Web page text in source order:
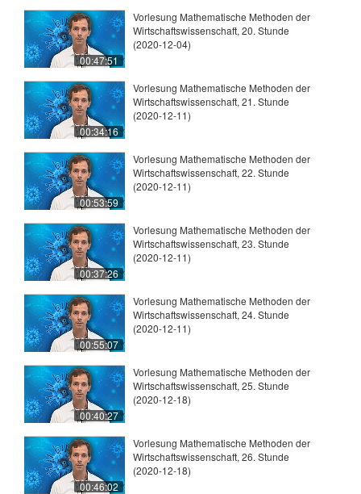
00:47:51
Vorlesung Mathematische Methoden der
Wirtschaftswissenschaft, 20. Stunde
(2020-12-04)
00:34:16
Vorlesung Mathematische Methoden der
Wirtschaftswissenschaft, 21. Stunde
(2020-12-11)
00:53:59
Vorlesung Mathematische Methoden der
Wirtschaftswissenschaft, 22. Stunde
(2020-12-11)
00:37:26
Vorlesung Mathematische Methoden der
Wirtschaftswissenschaft, 23. Stunde
(2020-12-11)
00:55:07
Vorlesung Mathematische Methoden der
Wirtschaftswissenschaft, 24. Stunde
(2020-12-11)
00:40:27
Vorlesung Mathematische Methoden der
Wirtschaftswissenschaft, 25. Stunde
(2020-12-18)
00:46:02
Vorlesung Mathematische Methoden der
Wirtschaftswissenschaft, 26. Stunde
(2020-12-18)